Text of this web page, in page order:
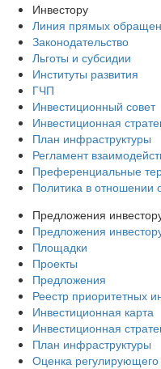
Инвестору
Линия прямых
Законодательство
Льготы и субсидии
Институты развития
ГЧП
Инвестиционный совет
Инвестиционная
План инфраструктуры
Регламент
Преференциальные
Политика в отношении
Предложения
Предложения
Площадки
Проекты
Предложения
Реестр приоритетных
Инвестиционная карта
Инвестиционная
План инфраструктуры
Оценка регулирующего